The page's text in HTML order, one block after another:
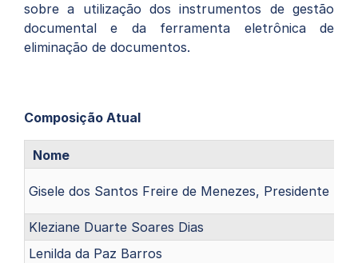
sobre a utilização dos instrumentos de gestão
documental e da ferramenta eletrônica de
eliminação de documentos.
Composição Atual
Nome
Gisele dos Santos Freire de Menezes, Presidente
Kleziane Duarte Soares Dias
Lenilda da Paz Barros